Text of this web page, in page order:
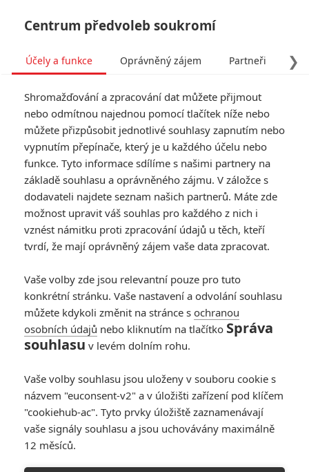
15 minut
V dnešním světě existují pro
vraždu pouhé tři potřeby: motiv,
prostředky...a média. Robert
DeNiro a Edward Burns zažívají
thrilleru o dvou
východoevropských zločincích,
kteří si uvědomují, že v Americe
lze slávu a bohatství s jistotou
získat brutálním a mediálně
zajímavým činem. Na stopě jim
vraždy (Robert DeNiro) a mladý vyšetřovatel žhářství (Edward
Burns). Pod tlakem spravedlnosti a pod drobnohledem zuřivé
bulvární televize jsou oba zataženi do zabijácké hry kočky s myší, v
níž se drsné ulice New Yorku mění v bitevní pole.
KOMENTÁŘE 0
Centrum předvoleb soukromí
❯
Účely a funkce Oprávněný zájem Partneři
Shromažďování a zpracování dat můžete přijmout
nebo odmítnou najednou pomocí tlačítek níže nebo
můžete přizpůsobit jednotlivé souhlasy zapnutím nebo
vypnutím přepínače, který je u každého účelu nebo
funkce. Tyto informace sdílíme s našimi partnery na
základě souhlasu a oprávněného zájmu. V záložce s
dodavateli najdete seznam našich partnerů. Máte zde
možnost upravit váš souhlas pro každého z nich i
vznést námitku proti zpracování údajů u těch, kteří
tvrdí, že mají oprávněný zájem vaše data zpracovat.
Vaše volby zde jsou relevantní pouze pro tuto
konkrétní stránku. Vaše nastavení a odvolání souhlasu
můžete kdykoli změnit na stránce s ochranou
osobních údajů nebo kliknutím na tlačítko Správa
souhlasu v levém dolním rohu.
Vaše volby souhlasu jsou uloženy v souboru cookie s
názvem "euconsent-v2" a v úložišti zařízení pod klíčem
"cookiehub-ac". Tyto prvky úložiště zaznamenávají
vaše signály souhlasu a jsou uchovávány maximálně
12 měsíců.